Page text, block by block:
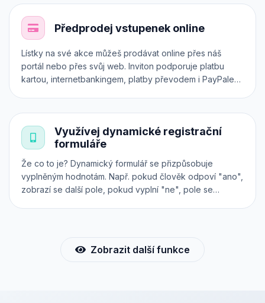
praxi.
Předprodej vstupenek online
Lístky na své akce můžeš prodávat online přes náš
portál nebo přes svůj web. Inviton podporuje platbu
kartou, internetbankingem, platby převodem i PayPalem.
iframe, API nebo plugin.
Využívej dynamické registrační
formuláře
Že co to je? Dynamický formulář se přizpůsobuje
vyplněným hodnotám. Např. pokud člověk odpoví "ano",
zobrazí se další pole, pokud vyplní "ne", pole se
Zobrazit další funkce